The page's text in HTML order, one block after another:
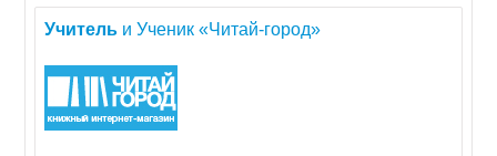
Учитель и Ученик «Читай-город»